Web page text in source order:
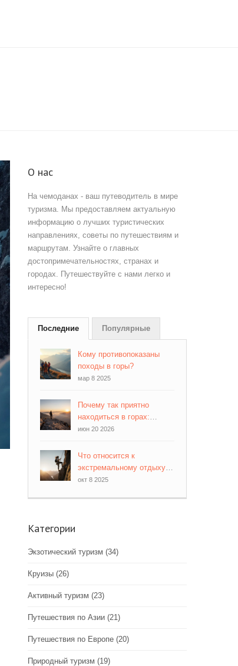
О нас
На чемоданах - ваш путеводитель в мире
туризма. Мы предоставляем актуальную
информацию о лучших туристических
направлениях, советы по путешествиям и
маршрутам. Узнайте о главных
достопримечательностях, странах и
городах. Путешествуйте с нами легко и
интересно!
Последние Популярные
Кому противопоказаны
походы в горы?
мар 8 2025
Почему так приятно
находиться в горах:
научные и
июн 20 2026
Что относится к
экстремальному отдыху?
Полный гид 2025
окт 8 2025
Категории
Экзотический туризм (34)
Круизы (26)
Активный туризм (23)
Путешествия по Азии (21)
Путешествия по Европе (20)
Природный туризм (19)